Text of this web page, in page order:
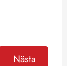
Nästa